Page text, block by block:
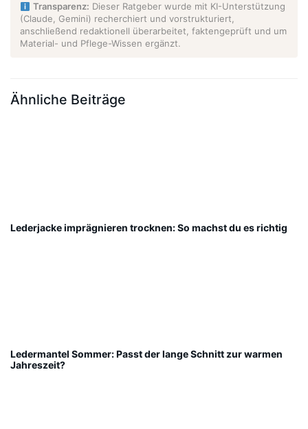
Transparenz: Dieser Ratgeber wurde mit KI-Unterstützung
(Claude, Gemini) recherchiert und vorstrukturiert,
anschließend redaktionell überarbeitet, faktengeprüft und um
Material- und Pflege-Wissen ergänzt.
Ähnliche Beiträge
Lederjacke imprägnieren trocknen: So machst du es richtig
Ledermantel Sommer: Passt der lange Schnitt zur warmen
Jahreszeit?